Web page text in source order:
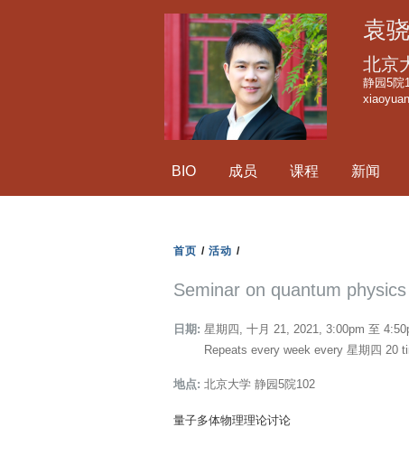
袁骁
北京
静园5院
BIO 成员 课程 新闻
首页 / 活动 /
Seminar on quantum
日期: 星期四, 十月 21, 2021, 3:00pm 至
Repeats every week every 星期四 20
地点: 北京大学 静园5院102
量子多体物理理论讨论